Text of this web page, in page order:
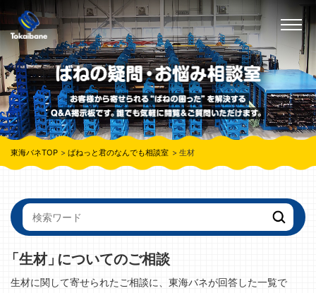
東海バネTOP ばねっと君のなんでも相談室 生材
「生材」についてのご相談
生材に関して寄せられたご相談に、東海バネが回答した一覧で